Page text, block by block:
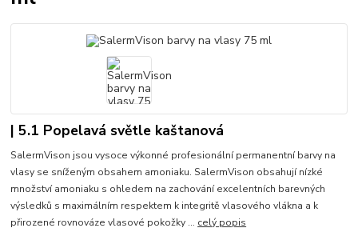
| 5.1 Popelavá světle kaštanová
SalermVison jsou vysoce výkonné profesionální permanentní barvy na
vlasy se sníženým obsahem amoniaku. SalermVison obsahují nízké
množství amoniaku s ohledem na zachování excelentních barevných
výsledků s maximálním respektem k integritě vlasového vlákna a k
přirozené rovnováze vlasové pokožky ... celý popis